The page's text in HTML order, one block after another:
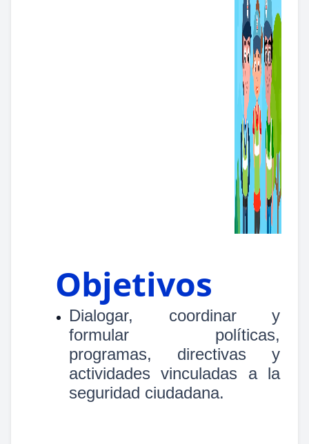
Objetivos
Dialogar, coordinar y
formular políticas,
programas, directivas y
actividades vinculadas a la
seguridad ciudadana.